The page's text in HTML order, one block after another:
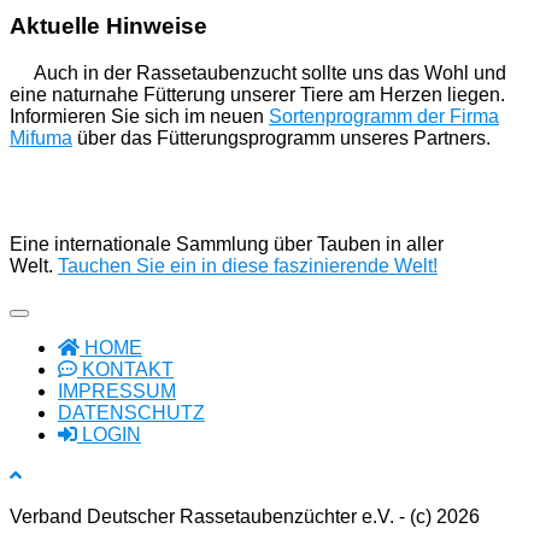
Aktuelle Hinweise
Auch in der Rassetaubenzucht sollte uns das Wohl und
eine naturnahe Fütterung unserer Tiere am Herzen liegen.
Informieren Sie sich im neuen Sortenprogramm der Firma
Mifuma über das Fütterungsprogramm unseres Partners.
Eine internationale Sammlung über Tauben in aller
Welt. Tauchen Sie ein in diese faszinierende Welt!
HOME
KONTAKT
IMPRESSUM
DATENSCHUTZ
LOGIN
Verband Deutscher Rassetaubenzüchter e.V. - (c) 2026